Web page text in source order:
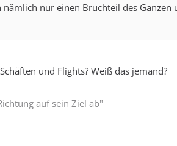
nur einen Bruchteil des Ganzen
und Flights? Weiß das jemand?
auf sein Ziel ab"